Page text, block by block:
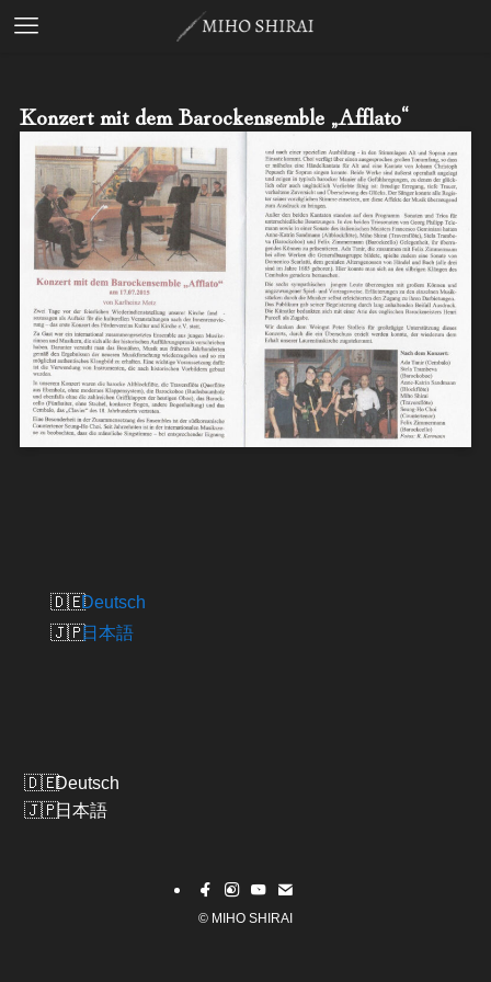
Konzert mit dem Barockensemble „Afflato“
Deutsch
日本語
Deutsch
日本語
© MIHO SHIRAI